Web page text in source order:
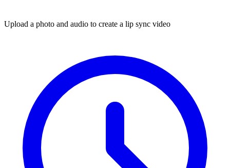
Upload a photo and audio to create a lip sync video